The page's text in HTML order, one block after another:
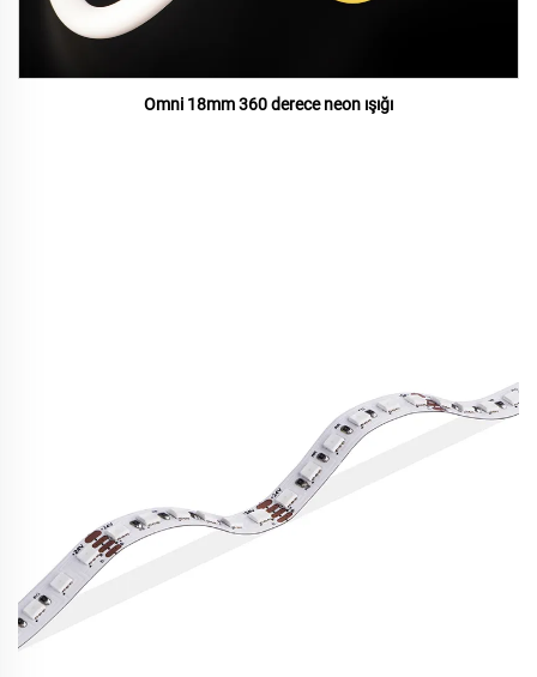
Omni 18mm 360 derece neon ışığı